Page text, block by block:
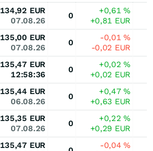
134,92 EUR
07.08.26
0
+0,61%
+0,81 EUR
135,00 EUR
07.08.26
0
-0,01%
-0,02 EUR
135,47 EUR
12:58:36
0
+0,02%
+0,02 EUR
135,44 EUR
06.08.26
0
+0,47%
+0,63 EUR
135,35 EUR
07.08.26
0
+0,22%
+0,29 EUR
135,47 EUR
-0,04%